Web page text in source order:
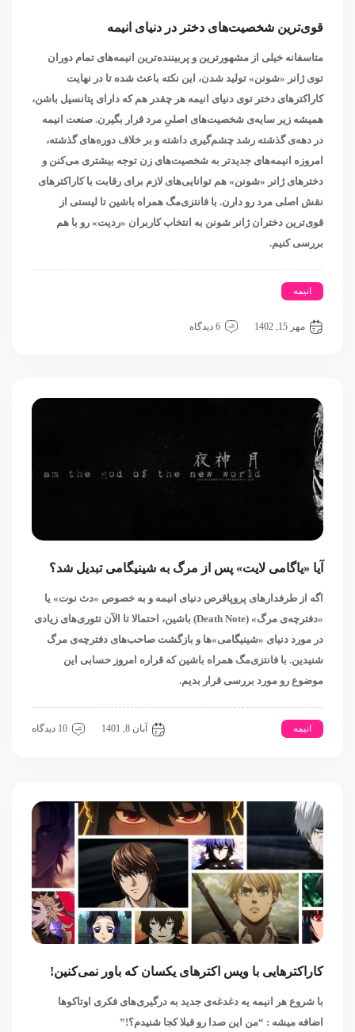
قوی‌ترین شخصیت‌های دختر در دنیای انیمه
متاسفانه خیلی از مشهورترین و پربیننده‌ترین انیمه‌های تمام دوران
توی ژانر «شونن» تولید شدن، این نکته باعث شده تا در نهایت
کاراکترهای دختر توی دنیای انیمه هر چقدر هم که دارای پتانسیل باشن،
همیشه زیر سایه‌ی شخصیت‌های اصلیِ مرد قرار بگیرن. صنعت انیمه
در دهه‌ی گذشته رشد چشم‌گیری داشته و بر خلاف دوره‌های گذشته،
امروزه انیمه‌های جدیدتر به شخصیت‌های زن توجه بیشتری می‌کنن و
دخترهای ژانر «شونن» هم توانایی‌های لازم برای رقابت با کاراکترهای
نقش اصلی مرد رو دارن. با فانتزی‌مگ همراه باشین تا لیستی از
قوی‌ترین دختران ژانر شونن به انتخاب کاربران «ردیت» رو با هم
بررسی کنیم.
انیمه
مهر 15, 1402
6 دیدگاه
آیا «یاگامی لایت» پس از مرگ به شینیگامی تبدیل شد؟
اگه از طرفدارهای پروپاقرص دنیای انیمه و به خصوص «دث نوت» یا
«دفترچه‌ی مرگ» (Death Note) باشین، احتمالا تا الآن تئوری‌های زیادی
در مورد دنیای «شینیگامی‌»ها و بازگشت صاحب‌های دفترچه‌ی مرگ
شنیدین. با فانتزی‌مگ همراه باشین که قراره امروز حسابی این
موضوع رو مورد بررسی قرار بدیم.
انیمه آبان 8, 1401 10 دیدگاه
کاراکترهایی با ویس‌ اکترهای یکسان که باور نمی‌کنین!
با شروع هر انیمه‌ یه دغدغه‌ی جدید به درگیری‌های فکری اوتاکوها
اضافه میشه : “من این صدا رو قبلا کجا شنیدم؟!”